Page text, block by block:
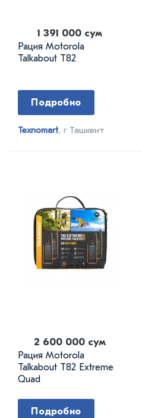
1 391 000 сум
Рация Motorola
Talkabout T82
Подробно
Texnomart, г Ташкент
2 600 000 сум
Рация Motorola
Talkabout T82 Extreme
Quad
Подробно